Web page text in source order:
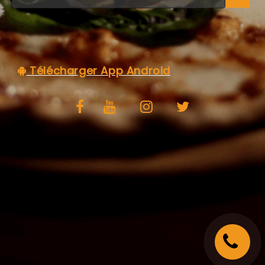
C.G.V
Télécharger App Android